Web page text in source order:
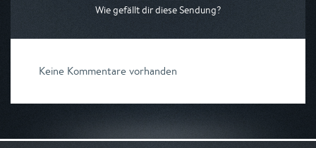
Wie gefällt dir diese Sendung?
Keine Kommentare vorhanden